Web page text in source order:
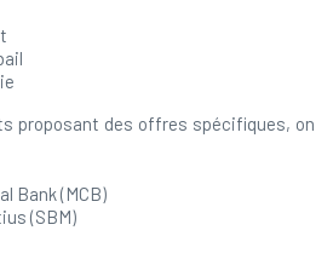
proposant des offres spécifiques, on
Bank (MCB)
(SBM)